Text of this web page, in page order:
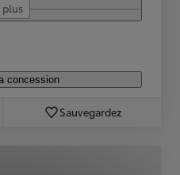
plus
concession
Sauvegardez